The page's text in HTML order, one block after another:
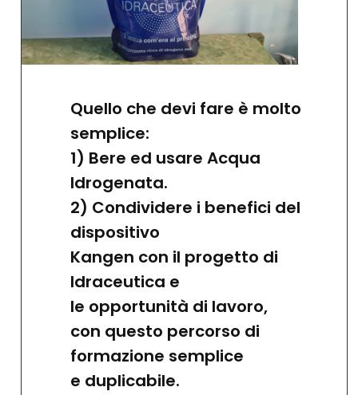
Quello che devi fare è molto
semplice:
1) Bere ed usare Acqua
Idrogenata.
2) Condividere i benefici del
dispositivo
Kangen con il progetto di
Idraceutica e
le opportunità di lavoro,
con questo percorso di
formazione semplice
e duplicabile.